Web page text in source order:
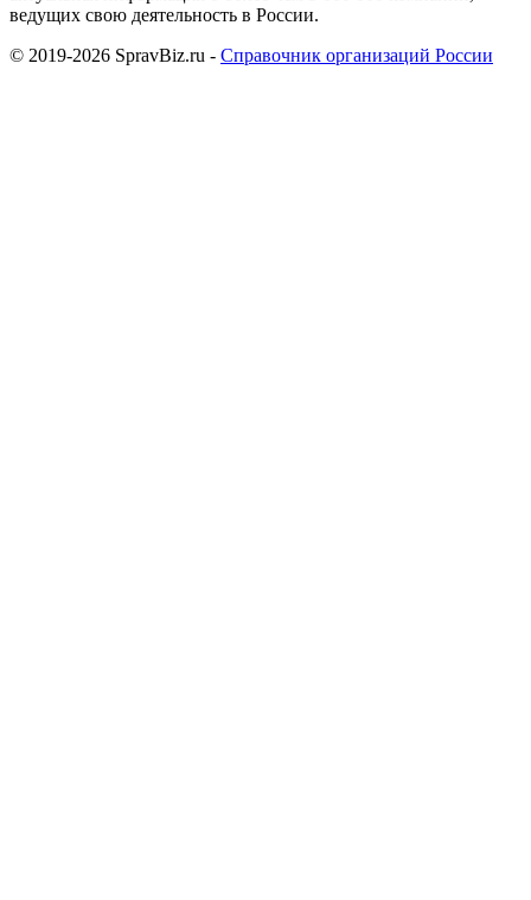
ведущих свою деятельность в России.
© 2019-2026 SpravBiz.ru - Справочник организаций России